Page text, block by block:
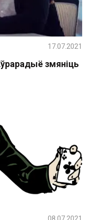
змяніць
17.07.2021